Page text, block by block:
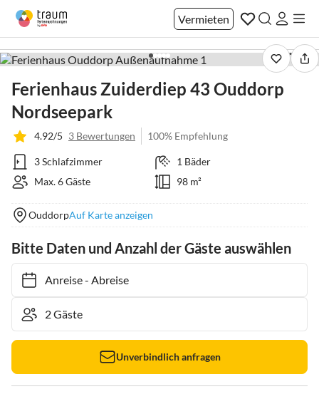
Vermieten
1 / 34
Ferienhaus Zuiderdiep 43 Ouddorp
Nordseepark
4.92/5 3 Bewertungen 100% Empfehlung
3 Schlafzimmer
1 Bäder
Max. 6 Gäste
98 m²
OuddorpAuf Karte anzeigen
Bitte Daten und Anzahl der Gäste auswählen
Anreise- Abreise
Unverbindlich anfragen